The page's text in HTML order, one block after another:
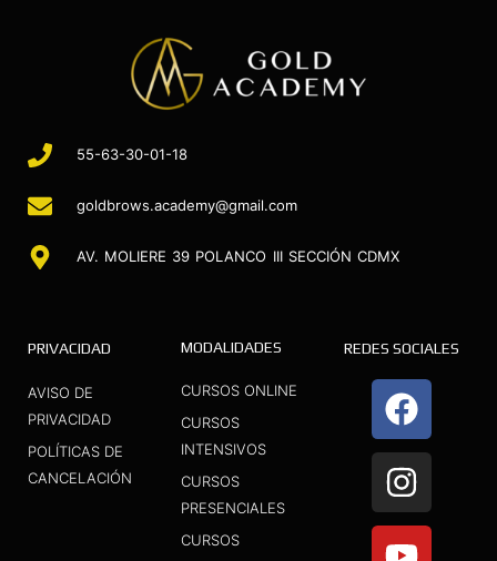
55-63-30-01-18
goldbrows.academy@gmail.com
AV. MOLIERE 39 POLANCO III SECCIÓN CDMX
PRIVACIDAD
AVISO DE
PRIVACIDAD
POLÍTICAS DE
CANCELACIÓN
MODALIDADES
CURSOS ONLINE
CURSOS
INTENSIVOS
CURSOS
PRESENCIALES
CURSOS
REDES SOCIALES
F
a
c
e
b
I
n
s
t
a
Y
o
u
t
u